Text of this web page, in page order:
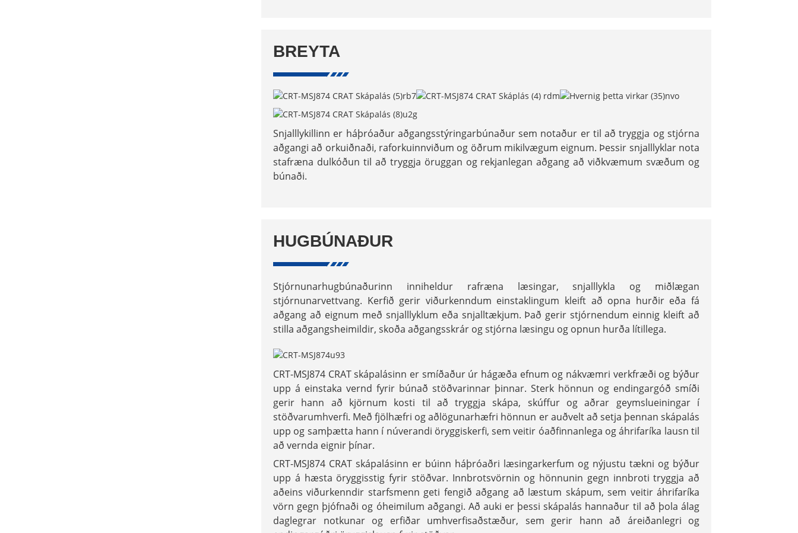
BREYTA
Snjalllykillinn er háþróaður aðgangsstýringarbúnaður sem notaður er til að tryggja og stjórna
aðgangi að orkuiðnaði, raforkuinnviðum og öðrum mikilvægum eignum. Þessir snjalllyklar nota
stafræna dulkóðun til að tryggja öruggan og rekjanlegan aðgang að viðkvæmum svæðum og
búnaði.
HUGBÚNAÐUR
Stjórnunarhugbúnaðurinn inniheldur rafræna læsingar, snjalllykla og miðlægan
stjórnunarvettvang. Kerfið gerir viðurkenndum einstaklingum kleift að opna hurðir eða fá
aðgang að eignum með snjalllyklum eða snjalltækjum. Það gerir stjórnendum einnig kleift að
stilla aðgangsheimildir, skoða aðgangsskrár og stjórna læsingu og opnun hurða lítillega.
CRT-MSJ874 CRAT skápalásinn er smíðaður úr hágæða efnum og nákvæmri verkfræði og býður
upp á einstaka vernd fyrir búnað stöðvarinnar þinnar. Sterk hönnun og endingargóð smíði
gerir hann að kjörnum kosti til að tryggja skápa, skúffur og aðrar geymslueiningar í
stöðvarumhverfi. Með fjölhæfri og aðlögunarhæfri hönnun er auðvelt að setja þennan skápalás
upp og samþætta hann í núverandi öryggiskerfi, sem veitir óaðfinnanlega og áhrifaríka lausn til
að vernda eignir þínar.
CRT-MSJ874 CRAT skápalásinn er búinn háþróaðri læsingarkerfum og nýjustu tækni og býður
upp á hæsta öryggisstig fyrir stöðvar. Innbrotsvörnin og hönnunin gegn innbroti tryggja að
aðeins viðurkenndir starfsmenn geti fengið aðgang að læstum skápum, sem veitir áhrifaríka
vörn gegn þjófnaði og óheimilum aðgangi. Að auki er þessi skápalás hannaður til að þola álag
daglegrar notkunar og erfiðar umhverfisaðstæður, sem gerir hann að áreiðanlegri og